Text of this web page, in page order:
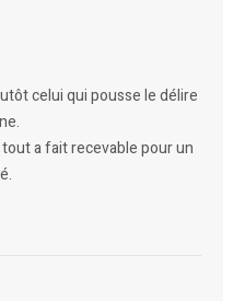
celui qui pousse le délire
a fait recevable pour un